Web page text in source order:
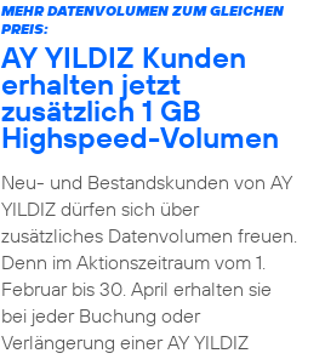
MEHR DATENVOLUMEN ZUM GLEICHEN
PREIS:
AY YILDIZ Kunden
erhalten jetzt
zusätzlich 1 GB
Highspeed-Volumen
Neu- und Bestandskunden von AY
YILDIZ dürfen sich über
zusätzliches Datenvolumen freuen.
Denn im Aktionszeitraum vom 1.
Februar bis 30. April erhalten sie
bei jeder Buchung oder
Verlängerung einer AY YILDIZ